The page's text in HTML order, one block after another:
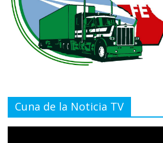
Cuna de la Noticia TV